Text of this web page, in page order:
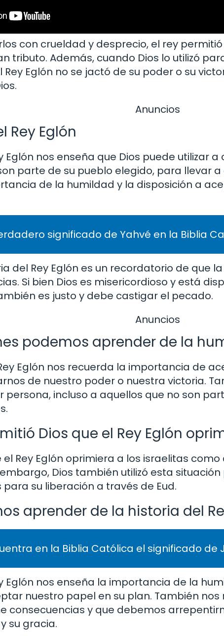
con crueldad y desprecio, el rey
tributo. Además, cuando Dios lo utilizó
Eglón no se jactó de su poder o su
Anuncios
Rey Eglón
Eglón nos enseña que Dios puede utilizar
parte de su pueblo elegido, para llevar
de la humildad y la disposición a
significado de Yahvé en la Biblia
del Rey Eglón es un recordatorio de que
Si bien Dios es misericordioso y está
es justo y debe castigar el pecado.
Anuncios
podemos aprender de la
Eglón nos recuerda la importancia de
de nuestro poder o nuestra victoria.
persona, incluso a aquellos que no son
Dios que el Rey Eglón
el Rey Eglón oprimiera a los israelitas
Dios también utilizó esta
su liberación a través de Eud.
aprender de la historia del
en la Biblia Católica el significado de
Eglón nos enseña la importancia de la
nuestro papel en su plan. También
consecuencias y que debemos
su gracia.